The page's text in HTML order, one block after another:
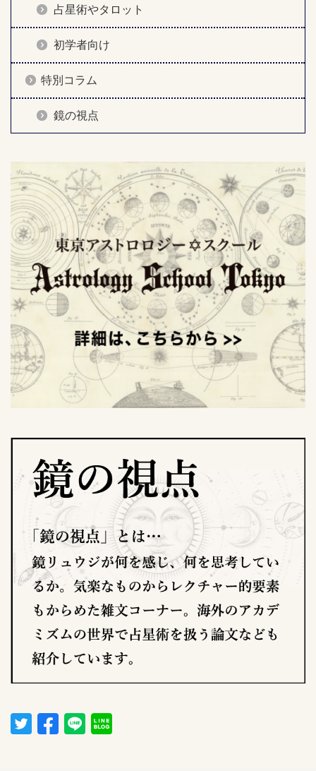
占星術やタロット
初学者向け
特別コラム
鏡の視点